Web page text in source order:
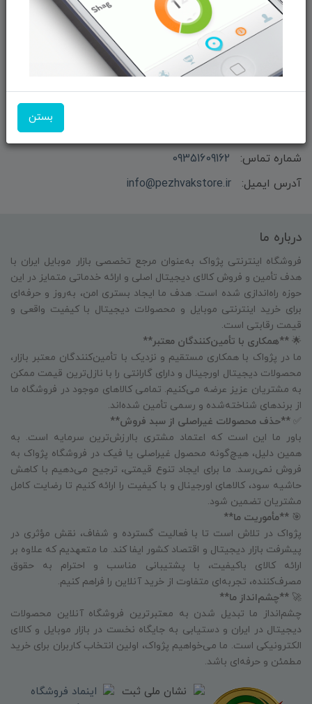
بستن
ما را در شبکه‌های اجتماعی دنبال کنید:
بازرگانی و فروش محصولات MSI ماتریکس - جناب آقای
شماره تماس:
09351609162
آدرس ایمیل:
info@pezhvakstore.ir
درباره ما
فروشگاه اینترنتی پژواک به‌عنوان مرجع تخصصی بازار موبایل ایران با
هدف تأمین و فروش کالای دیجیتال اصلی و ارائه خدماتی متمایز در این
حوزه راه‌اندازی شده است. هدف ما ایجاد بستری امن، به‌روز و حرفه‌ای
برای خرید اینترنتی موبایل و محصولات دیجیتال با کیفیت واقعی و
قیمت رقابتی است.
🌟 **همکاری با تأمین‌کنندگان معتبر**
ما در پژواک با همکاری مستقیم و نزدیک با تأمین‌کنندگان معتبر بازار،
محصولات دیجیتال اورجینال و دارای گارانتی را با نازل‌ترین قیمت ممکن
به مشتریان عزیز عرضه می‌کنیم. تمامی کالاهای موجود در فروشگاه ما
از برندهای شناخته‌شده و رسمی تأمین شده‌اند.
✅ **حذف محصولات غیراصلی از سبد فروش**
باور ما این است که اعتماد مشتری باارزش‌ترین سرمایه است. به
همین دلیل، هیچ‌گونه محصول غیراصلی یا فیک در فروشگاه پژواک به
فروش نمی‌رسد. ما برای ایجاد تنوع قیمتی، ترجیح می‌دهیم با کاهش
حاشیه سود، کالاهای اورجینال و با کیفیت را ارائه کنیم تا رضایت کامل
مشتریان تضمین شود.
🎯 **مأموریت ما**
پژواک در تلاش است تا با فعالیت گسترده و شفاف، نقش مؤثری در
پیشرفت بازار دیجیتال و اقتصاد کشور ایفا کند. ما متعهدیم که علاوه بر
ارائه کالای باکیفیت، با پشتیبانی مناسب و احترام به حقوق
مصرف‌کننده، تجربه‌ای متفاوت از خرید آنلاین را فراهم کنیم.
🚀 **چشم‌انداز ما**
چشم‌انداز ما تبدیل شدن به معتبرترین فروشگاه آنلاین محصولات
دیجیتال در ایران و دستیابی به جایگاه نخست در بازار موبایل و کالای
الکترونیکی است. ما می‌خواهیم پژواک، اولین انتخاب کاربران برای خرید
مطمئن و حرفه‌ای باشد.